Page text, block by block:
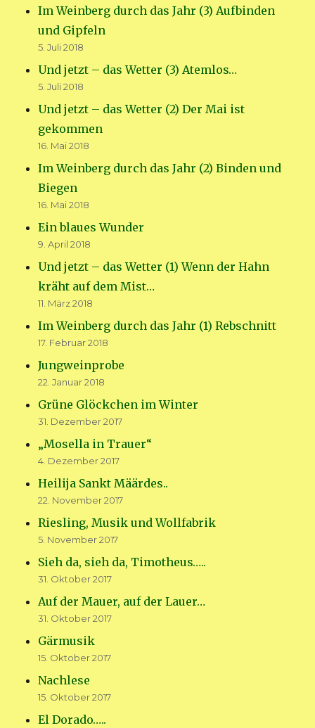
Im Weinberg durch das Jahr (3) Aufbinden
und Gipfeln
5. Juli 2018
Und jetzt – das Wetter (3) Atemlos…
5. Juli 2018
Und jetzt – das Wetter (2) Der Mai ist
gekommen
16. Mai 2018
Im Weinberg durch das Jahr (2) Binden und
Biegen
16. Mai 2018
Ein blaues Wunder
9. April 2018
Und jetzt – das Wetter (1) Wenn der Hahn
kräht auf dem Mist…
11. März 2018
Im Weinberg durch das Jahr (1) Rebschnitt
17. Februar 2018
Jungweinprobe
22. Januar 2018
Grüne Glöckchen im Winter
31. Dezember 2017
„Mosella in Trauer“
4. Dezember 2017
Heilija Sankt Määrdes..
22. November 2017
Riesling, Musik und Wollfabrik
5. November 2017
Sieh da, sieh da, Timotheus…..
31. Oktober 2017
Auf der Mauer, auf der Lauer…
31. Oktober 2017
Gärmusik
15. Oktober 2017
Nachlese
15. Oktober 2017
El Dorado…..